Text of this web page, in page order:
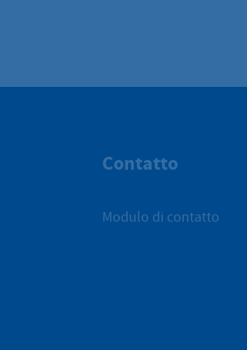
Contatto
Modulo di contatto